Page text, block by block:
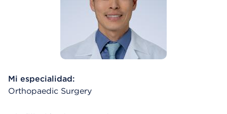
Mi especialidad:
Orthopaedic Surgery